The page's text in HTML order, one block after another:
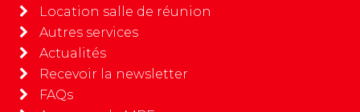
Location salle de réunion
Autres services
Actualités
Recevoir la newsletter
FAQs